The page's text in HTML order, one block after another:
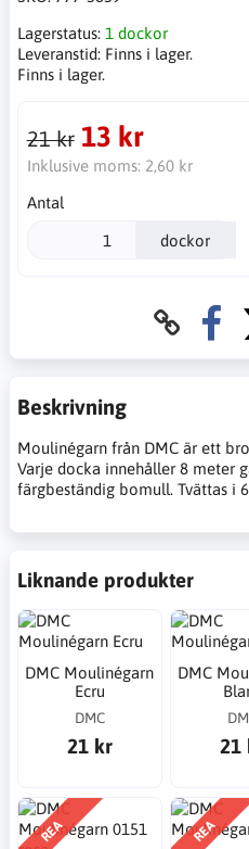
Lagerstatus: 1 dockor
Leveranstid: Finns i lager.
Finns i lager.
21 kr 13 kr
Inklusive moms: 2,60 kr
Antal
dockor
Beskrivning
Moulinégarn från DMC är ett
Varje docka innehåller 8 meter
färgbeständig bomull. Tvättas i
Liknande produkter
DMC Moulinégarn
Ecru
DMC
21 kr
DMC
21
REA REA